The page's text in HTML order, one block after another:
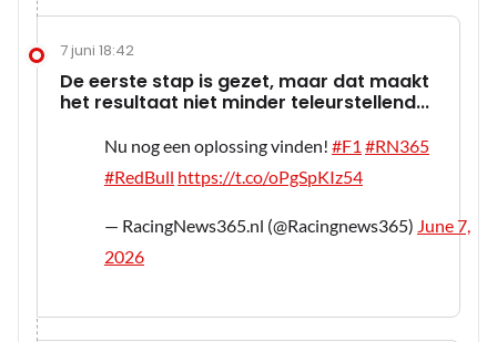
7 juni 18:42
De eerste stap is gezet, maar dat maakt
het resultaat niet minder teleurstellend...
Nu nog een oplossing vinden! #F1 #RN365
#RedBull https://t.co/oPgSpKIz54
— RacingNews365.nl (@Racingnews365) June 7,
2026